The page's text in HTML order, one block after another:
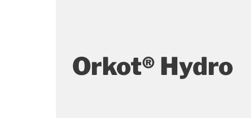
Orkot® Hydro